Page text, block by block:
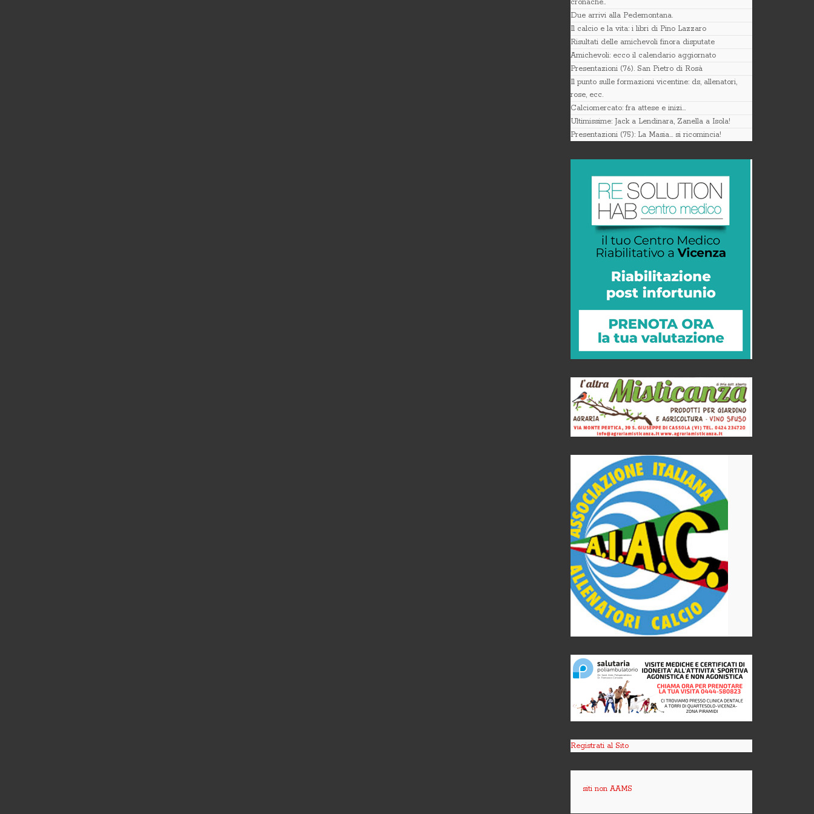
cronache..
Due arrivi alla Pedemontana.
Il calcio e la vita: i libri di Pino Lazzaro
Risultati delle amichevoli finora disputate
Amichevoli: ecco il calendario aggiornato
Presentazioni (76). San Pietro di Rosà
Il punto sulle formazioni vicentine: ds, allenatori,
rose, ecc.
Calciomercato: fra attese e inizi…
Ultimissime: Jack a Lendinara, Zanella a Isola!
Presentazioni (75): La Masia… si ricomincia!
Registrati al Sito
siti non AAMS